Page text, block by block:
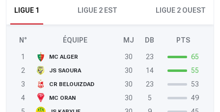
LIGUE 1 LIGUE 2 EST LIGUE 2 OUEST
N° ÉQUIPE MJ DB PTS
1 MC ALGER 30 23
65
2
JS SAOURA 30 14
55
3
CR BELOUIZDAD 30 23
53
4
MC ORAN 30 5
49